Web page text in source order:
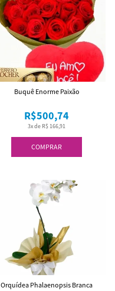
COMPRAR
3x de R$ 166,91
R$500,74
Buquê Enorme Paixão
Orquídea Phalaenopsis Branca